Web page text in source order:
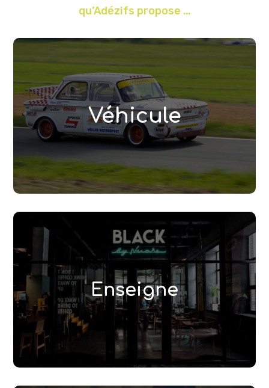
qu’Adézifs propose …
Véhicule
Véhicule
Nous pouvons fabriquer et poser le marquage
de votre véhicule avec différents types
d’adhésifs (teinté masse, découpé, micro
perforé, imprimé…).
Enseigne
Enseigne
Fabrication et pose de votre enseigne suivant
vos contraintes techniques. Pose en hauteur,
nous le faisons aussi jusqu’à 22 mètres via une
nacelle.
Lire la suite